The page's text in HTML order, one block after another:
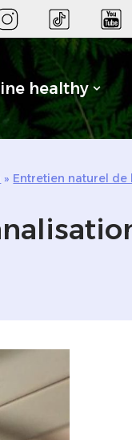
healthy
» Entretien naturel de